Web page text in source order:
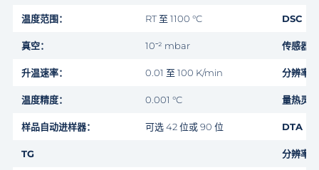
温度范围： RT 至 1100 °C DSC
真空： 10⁻² mbar 传感器
升温速率： 0.01 至 100 K/min 分辨率：
温度精度： 0.001 °C 量热灵
样品自动进样器： 可选 42 位或 90 位 DTA
TG 分辨率：